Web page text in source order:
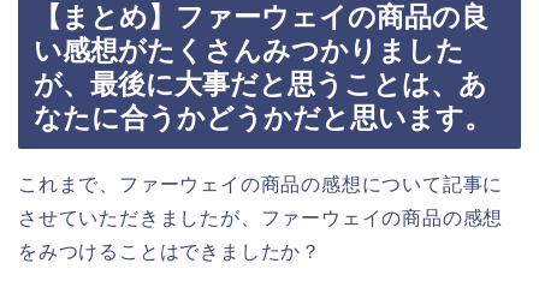
【まとめ】ファーウェイの商品の良
い感想がたくさんみつかりました
が、最後に大事だと思うことは、あ
なたに合うかどうかだと思います。
これまで、ファーウェイの商品の感想について記事に
させていただきましたが、ファーウェイの商品の感想
をみつけることはできましたか？